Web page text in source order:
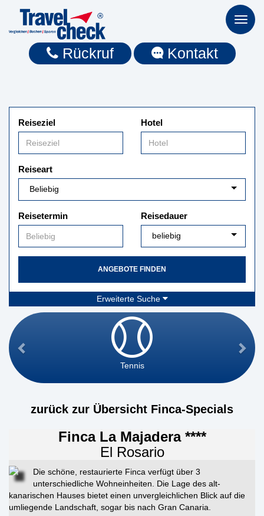
Toggle
Rückruf Kontakt
Reiseziel Hotel
Reiseart
Reisetermin Reisedauer
ANGEBOTE FINDEN
Erweiterte Suche
Tennis
zurück zur Übersicht Finca-Specials
Finca La Majadera ****
El Rosario
Die schöne, restaurierte Finca verfügt über 3
unterschiedliche Wohneinheiten. Die Lage des alt-
kanarischen Hauses bietet einen unvergleichlichen Blick auf die
umliegende Landschaft, sogar bis nach Gran Canaria.